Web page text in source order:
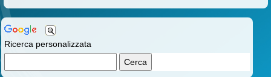
Ricerca personalizzata